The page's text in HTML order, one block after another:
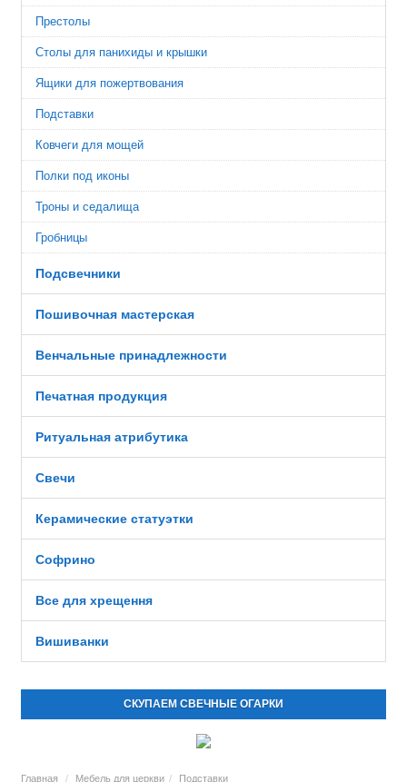
Престолы
Столы для панихиды и крышки
Ящики для пожертвования
Подставки
Ковчеги для мощей
Полки под иконы
Троны и седалища
Гробницы
Подсвечники
Пошивочная мастерская
Венчальные принадлежности
Печатная продукция
Ритуальная атрибутика
Свечи
Керамические статуэтки
Софрино
Все для хрещення
Вишиванки
СКУПАЕМ СВЕЧНЫЕ ОГАРКИ
Главная Мебель для церкви Подставки